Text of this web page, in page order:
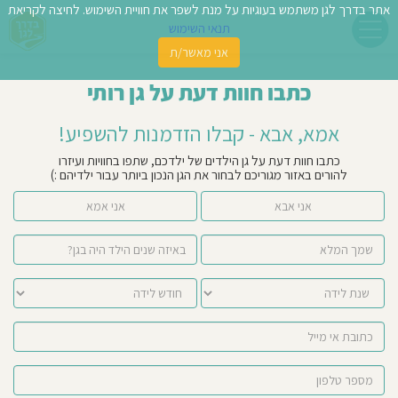
כתבו חוות דעת על גן רותי
אמא, אבא - קבלו הזדמנות להשפיע!
כתבו חוות דעת על גן הילדים של ילדכם, שתפו בחוויות ועיזרו
להורים באזור מגוריכם לבחור את הגן הנכון ביותר עבור ילדיהם :)
אני אמא אני אבא
אתר בדרך לגן משתמש בעוגיות על מנת לשפר את חוויית השימוש. לחיצה לקריאת
תנאי השימוש
אני מאשר/ת